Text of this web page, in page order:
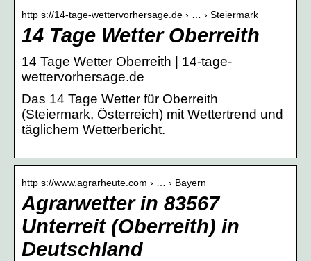
http s://14-tage-wettervorhersage.de › … › Steiermark
14 Tage Wetter Oberreith
14 Tage Wetter Oberreith | 14-tage-
wettervorhersage.de
Das 14 Tage Wetter für Oberreith
(Steiermark, Österreich) mit Wettertrend und
täglichem Wetterbericht.
http s://www.agrarheute.com › … › Bayern
Agrarwetter in 83567
Unterreit (Oberreith) in
Deutschland